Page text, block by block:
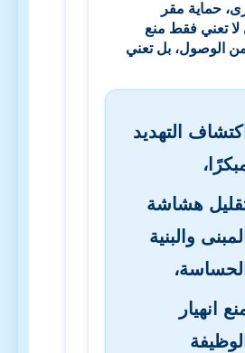
حماية مقر
لا تعني فقط منع
الوصول، بل تعني
اكتشاف التهديد
هشاشة
المبنى والبنية
الحساسة،
انهيار
الوظيفة